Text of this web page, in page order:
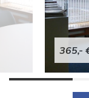
365,-